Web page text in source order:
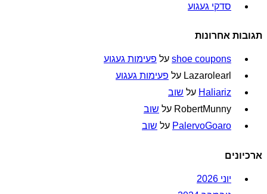
סדקי געגוע
תגובות אחרונות
shoe coupons על פעימות געגוע
Lazarolearl על פעימות געגוע
Haliariz על שוב
RobertMunny על שוב
PalervoGoaro על שוב
ארכיונים
יוני 2026